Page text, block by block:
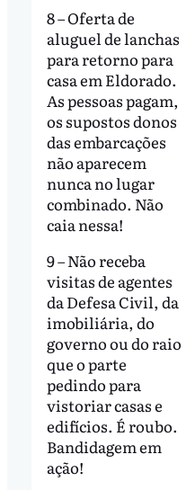
8 – Oferta de
aluguel de lanchas
para retorno para
casa em Eldorado.
As pessoas pagam,
os supostos donos
das embarcações
não aparecem
nunca no lugar
combinado. Não
caia nessa!
9 – Não receba
visitas de agentes
da Defesa Civil, da
imobiliária, do
governo ou do raio
que o parte
pedindo para
vistoriar casas e
edifícios. É roubo.
Bandidagem em
ação!